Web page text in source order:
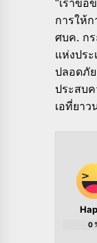
“เราข
การให้
ศบค. ก
แห่งปร
ปลอดภั
ประสบค
เอที่ยาว
0